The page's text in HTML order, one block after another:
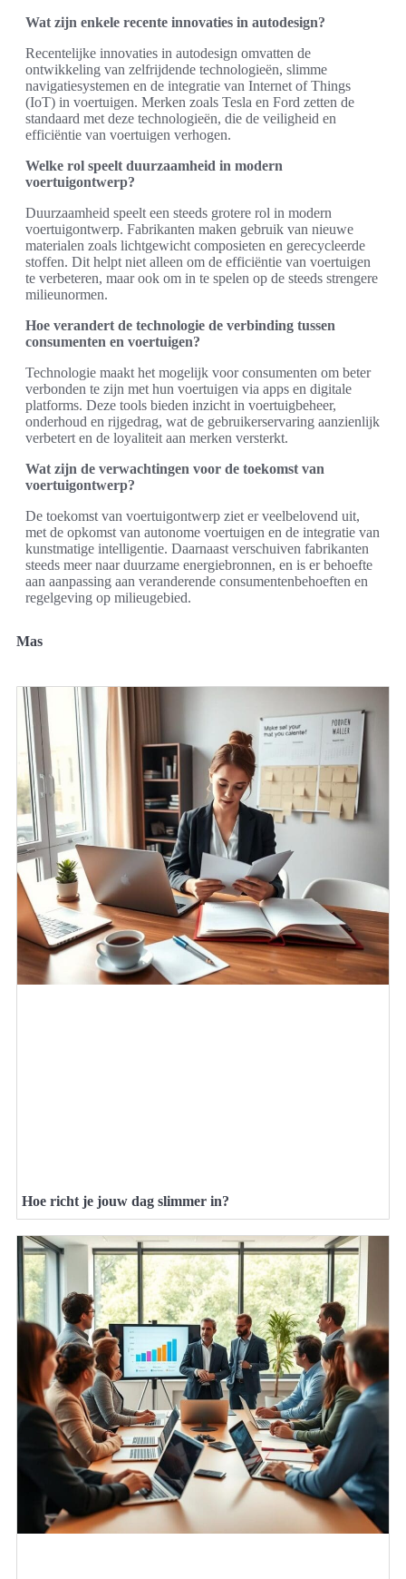
Wat zijn enkele recente innovaties in autodesign?
Recentelijke innovaties in autodesign omvatten de
ontwikkeling van zelfrijdende technologieën, slimme
navigatiesystemen en de integratie van Internet of Things
(IoT) in voertuigen. Merken zoals Tesla en Ford zetten de
standaard met deze technologieën, die de veiligheid en
efficiëntie van voertuigen verhogen.
Welke rol speelt duurzaamheid in modern
voertuigontwerp?
Duurzaamheid speelt een steeds grotere rol in modern
voertuigontwerp. Fabrikanten maken gebruik van nieuwe
materialen zoals lichtgewicht composieten en gerecycleerde
stoffen. Dit helpt niet alleen om de efficiëntie van voertuigen
te verbeteren, maar ook om in te spelen op de steeds strengere
milieunormen.
Hoe verandert de technologie de verbinding tussen
consumenten en voertuigen?
Technologie maakt het mogelijk voor consumenten om beter
verbonden te zijn met hun voertuigen via apps en digitale
platforms. Deze tools bieden inzicht in voertuigbeheer,
onderhoud en rijgedrag, wat de gebruikerservaring aanzienlijk
verbetert en de loyaliteit aan merken versterkt.
Wat zijn de verwachtingen voor de toekomst van
voertuigontwerp?
De toekomst van voertuigontwerp ziet er veelbelovend uit,
met de opkomst van autonome voertuigen en de integratie van
kunstmatige intelligentie. Daarnaast verschuiven fabrikanten
steeds meer naar duurzame energiebronnen, en is er behoefte
aan aanpassing aan veranderende consumentenbehoeften en
regelgeving op milieugebied.
Mas
Hoe richt je jouw dag slimmer in?